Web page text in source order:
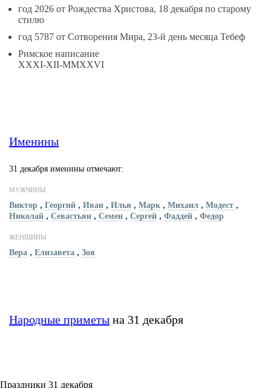
год 2026 от Рождества Христова, 18 декабря по старому
стилю
год 5787 от Сотворения Мира, 23-й день месяца Тебеф
Римское написание
XXXI-XII-MMXXVI
Именины
31 декабря именины отмечают:
МУЖЧИНЫ
Виктор , Георгий , Иван , Илья , Марк , Михаил , Модест ,
Николай , Севастьян , Семен , Сергей , Фаддей , Федор
ЖЕНЩИНЫ
Вера , Елизавета , Зоя
Народные приметы на 31 декабря
Праздники 31 декабря